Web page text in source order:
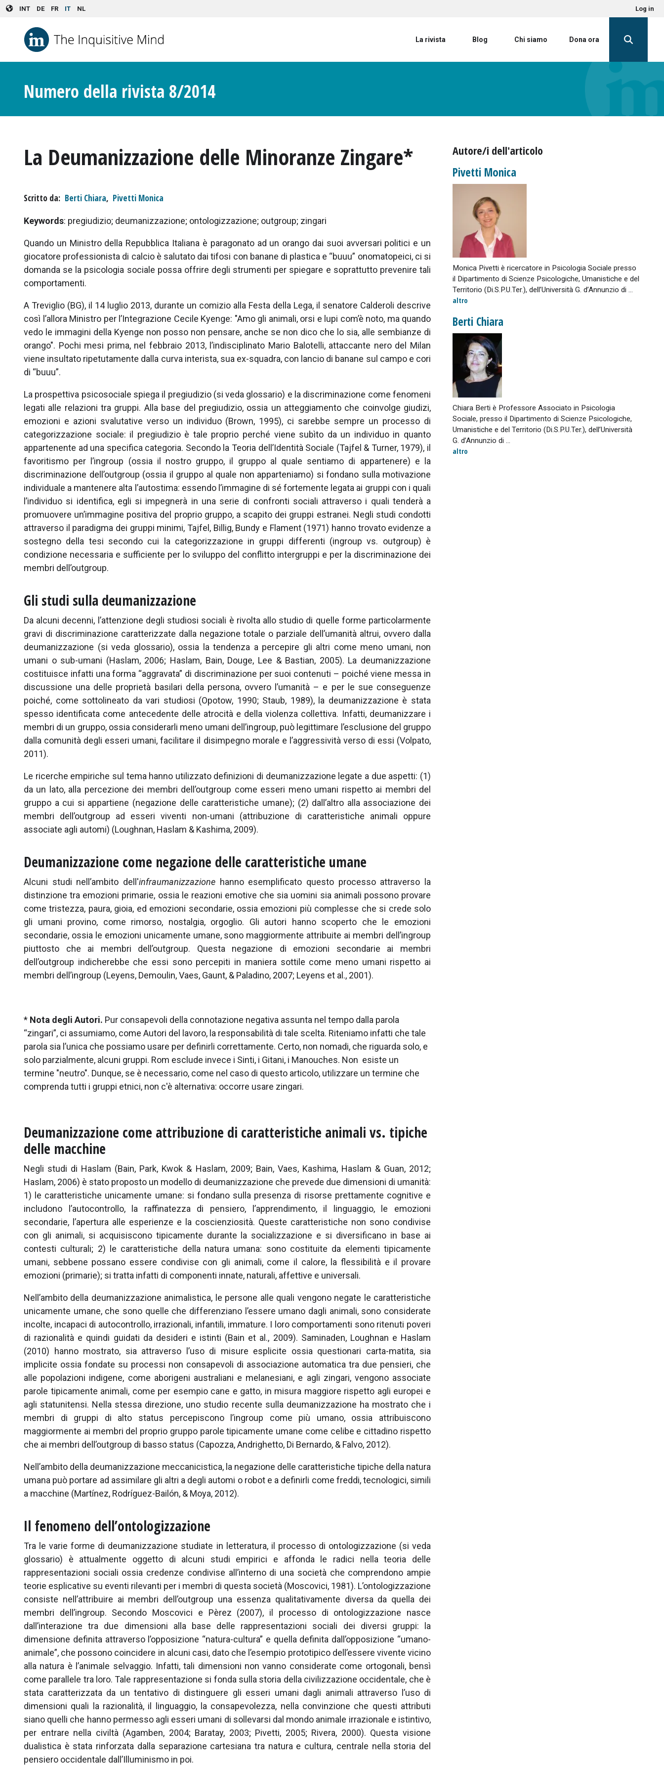
Skip to main content
INT DE FR IT NL Log in
La rivista Blog Chi siamo Dona ora
Numero della rivista 8/2014
La Deumanizzazione delle Minoranze Zingare*
Scritto da Berti Chiara, Pivetti Monica
Keywords: pregiudizio; deumanizzazione; ontologizzazione; outgroup; zingari
Quando un Ministro della Repubblica Italiana è paragonato ad un orango dai suoi avversari politici e un
giocatore professionista di calcio è salutato dai tifosi con banane di plastica e “buuu” onomatopeici, ci si
domanda se la psicologia sociale possa offrire degli strumenti per spiegare e soprattutto prevenire tali
comportamenti.
A Treviglio (BG), il 14 luglio 2013, durante un comizio alla Festa della Lega, il senatore Calderoli descrive
così l’allora Ministro per l’Integrazione Cecile Kyenge: "Amo gli animali, orsi e lupi com’è noto, ma quando
vedo le immagini della Kyenge non posso non pensare, anche se non dico che lo sia, alle sembianze di
orango". Pochi mesi prima, nel febbraio 2013, l’indisciplinato Mario Balotelli, attaccante nero del Milan
viene insultato ripetutamente dalla curva interista, sua ex-squadra, con lancio di banane sul campo e cori
di “buuu”.
La prospettiva psicosociale spiega il pregiudizio (si veda glossario) e la discriminazione come fenomeni
legati alle relazioni tra gruppi. Alla base del pregiudizio, ossia un atteggiamento che coinvolge giudizi,
emozioni e azioni svalutative verso un individuo (Brown, 1995), ci sarebbe sempre un processo di
categorizzazione sociale: il pregiudizio è tale proprio perché viene subìto da un individuo in quanto
appartenente ad una specifica categoria. Secondo la Teoria dell’Identità Sociale (Tajfel & Turner, 1979), il
favoritismo per l’ingroup (ossia il nostro gruppo, il gruppo al quale sentiamo di appartenere) e la
discriminazione dell’outgroup (ossia il gruppo al quale non apparteniamo) si fondano sulla motivazione
individuale a mantenere alta l’autostima: essendo l’immagine di sé fortemente legata ai gruppi con i quali
l’individuo si identifica, egli si impegnerà in una serie di confronti sociali attraverso i quali tenderà a
promuovere un’immagine positiva del proprio gruppo, a scapito dei gruppi estranei. Negli studi condotti
attraverso il paradigma dei gruppi minimi, Tajfel, Billig, Bundy e Flament (1971) hanno trovato evidenze a
sostegno della tesi secondo cui la categorizzazione in gruppi differenti (ingroup vs. outgroup) è
condizione necessaria e sufficiente per lo sviluppo del conflitto intergruppi e per la discriminazione dei
membri dell’outgroup.
Gli studi sulla deumanizzazione
Da alcuni decenni, l’attenzione degli studiosi sociali è rivolta allo studio di quelle forme particolarmente
gravi di discriminazione caratterizzate dalla negazione totale o parziale dell’umanità altrui, ovvero dalla
deumanizzazione (si veda glossario), ossia la tendenza a percepire gli altri come meno umani, non
umani o sub-umani (Haslam, 2006; Haslam, Bain, Douge, Lee & Bastian, 2005). La deumanizzazione
costituisce infatti una forma “aggravata” di discriminazione per suoi contenuti – poiché viene messa in
discussione una delle proprietà basilari della persona, ovvero l’umanità – e per le sue conseguenze
poiché, come sottolineato da vari studiosi (Opotow, 1990; Staub, 1989), la deumanizzazione è stata
spesso identificata come antecedente delle atrocità e della violenza collettiva. Infatti, deumanizzare i
membri di un gruppo, ossia considerarli meno umani dell’ingroup, può legittimare l’esclusione del gruppo
dalla comunità degli esseri umani, facilitare il disimpegno morale e l’aggressività verso di essi (Volpato,
2011).
Le ricerche empiriche sul tema hanno utilizzato definizioni di deumanizzazione legate a due aspetti: (1)
da un lato, alla percezione dei membri dell’outgroup come esseri meno umani rispetto ai membri del
gruppo a cui si appartiene (negazione delle caratteristiche umane); (2) dall’altro alla associazione dei
membri dell’outgroup ad esseri viventi non-umani (attribuzione di caratteristiche animali oppure
associate agli automi) (Loughnan, Haslam & Kashima, 2009).
Deumanizzazione come negazione delle caratteristiche umane
Alcuni studi nell’ambito dell'infraumanizzazione hanno esemplificato questo processo attraverso la
distinzione tra emozioni primarie, ossia le reazioni emotive che sia uomini sia animali possono provare
come tristezza, paura, gioia, ed emozioni secondarie, ossia emozioni più complesse che si crede solo
gli umani provino, come rimorso, nostalgia, orgoglio. Gli autori hanno scoperto che le emozioni
secondarie, ossia le emozioni unicamente umane, sono maggiormente attribuite ai membri dell’ingroup
piuttosto che ai membri dell’outgroup. Questa negazione di emozioni secondarie ai membri
dell’outgroup indicherebbe che essi sono percepiti in maniera sottile come meno umani rispetto ai
membri dell’ingroup (Leyens, Demoulin, Vaes, Gaunt, & Paladino, 2007; Leyens et al., 2001).
* Nota degli Autori. Pur consapevoli della connotazione negativa assunta nel tempo dalla parola
“zingari”, ci assumiamo, come Autori del lavoro, la responsabilità di tale scelta. Riteniamo infatti che tale
parola sia l’unica che possiamo usare per definirli correttamente. Certo, non nomadi, che riguarda solo, e
solo parzialmente, alcuni gruppi. Rom esclude invece i Sinti, i Gitani, i Manouches. Non esiste un
termine "neutro". Dunque, se è necessario, come nel caso di questo articolo, utilizzare un termine che
comprenda tutti i gruppi etnici, non c'è alternativa: occorre usare zingari.
Deumanizzazione come attribuzione di caratteristiche animali vs. tipiche
delle macchine
Negli studi di Haslam (Bain, Park, Kwok & Haslam, 2009; Bain, Vaes, Kashima, Haslam & Guan, 2012;
Haslam, 2006) è stato proposto un modello di deumanizzazione che prevede due dimensioni di umanità:
1) le caratteristiche unicamente umane: si fondano sulla presenza di risorse prettamente cognitive e
includono l’autocontrollo, la raffinatezza di pensiero, l’apprendimento, il linguaggio, le emozioni
secondarie, l’apertura alle esperienze e la coscienziosità. Queste caratteristiche non sono condivise
con gli animali, si acquisiscono tipicamente durante la socializzazione e si diversificano in base ai
contesti culturali; 2) le caratteristiche della natura umana: sono costituite da elementi tipicamente
umani, sebbene possano essere condivise con gli animali, come il calore, la flessibilità e il provare
emozioni (primarie); si tratta infatti di componenti innate, naturali, affettive e universali.
Nell’ambito della deumanizzazione animalistica, le persone alle quali vengono negate le caratteristiche
unicamente umane, che sono quelle che differenziano l’essere umano dagli animali, sono considerate
incolte, incapaci di autocontrollo, irrazionali, infantili, immature. I loro comportamenti sono ritenuti poveri
di razionalità e quindi guidati da desideri e istinti (Bain et al., 2009). Saminaden, Loughnan e Haslam
(2010) hanno mostrato, sia attraverso l’uso di misure esplicite ossia questionari carta-matita, sia
implicite ossia fondate su processi non consapevoli di associazione automatica tra due pensieri, che
alle popolazioni indigene, come aborigeni australiani e melanesiani, e agli zingari, vengono associate
parole tipicamente animali, come per esempio cane e gatto, in misura maggiore rispetto agli europei e
agli statunitensi. Nella stessa direzione, uno studio recente sulla deumanizzazione ha mostrato che i
membri di gruppi di alto status percepiscono l’ingroup come più umano, ossia attribuiscono
maggiormente ai membri del proprio gruppo parole tipicamente umane come celibe e cittadino rispetto
che ai membri dell’outgroup di basso status (Capozza, Andrighetto, Di Bernardo, & Falvo, 2012).
Nell’ambito della deumanizzazione meccanicistica, la negazione delle caratteristiche tipiche della natura
umana può portare ad assimilare gli altri a degli automi o robot e a definirli come freddi, tecnologici, simili
a macchine (Martínez, Rodríguez-Bailón, & Moya, 2012).
Il fenomeno dell’ontologizzazione
Tra le varie forme di deumanizzazione studiate in letteratura, il processo di ontologizzazione (si veda
glossario) è attualmente oggetto di alcuni studi empirici e affonda le radici nella teoria delle
rappresentazioni sociali ossia credenze condivise all’interno di una società che comprendono ampie
teorie esplicative su eventi rilevanti per i membri di questa società (Moscovici, 1981). L’ontologizzazione
consiste nell’attribuire ai membri dell’outgroup una essenza qualitativamente diversa da quella dei
membri dell’ingroup. Secondo Moscovici e Pèrez (2007), il processo di ontologizzazione nasce
dall’interazione tra due dimensioni alla base delle rappresentazioni sociali dei diversi gruppi: la
dimensione definita attraverso l’opposizione “natura-cultura” e quella definita dall’opposizione “umano-
animale”, che possono coincidere in alcuni casi, dato che l’esempio prototipico dell’essere vivente vicino
alla natura è l’animale selvaggio. Infatti, tali dimensioni non vanno considerate come ortogonali, bensì
come parallele tra loro. Tale rappresentazione si fonda sulla storia della civilizzazione occidentale, che è
stata caratterizzata da un tentativo di distinguere gli esseri umani dagli animali attraverso l’uso di
dimensioni quali la razionalità, il linguaggio, la consapevolezza, nella convinzione che questi attributi
siano quelli che hanno permesso agli esseri umani di sollevarsi dal mondo animale irrazionale e istintivo,
per entrare nella civiltà (Agamben, 2004; Baratay, 2003; Pivetti, 2005; Rivera, 2000). Questa visione
dualistica è stata rinforzata dalla separazione cartesiana tra natura e cultura, centrale nella storia del
pensiero occidentale dall’Illuminismo in poi.
Autore/i dell'articolo
Pivetti Monica
Monica Pivetti è ricercatore in Psicologia Sociale presso
il Dipartimento di Scienze Psicologiche, Umanistiche e del
Territorio (Di.S.P.U.Ter.), dell’Università G. d’Annunzio di ...
altro
Berti Chiara
Chiara Berti è Professore Associato in Psicologia
Sociale, presso il Dipartimento di Scienze Psicologiche,
Umanistiche e del Territorio (Di.S.P.U.Ter.), dell’Università
G. d’Annunzio di ...
altro